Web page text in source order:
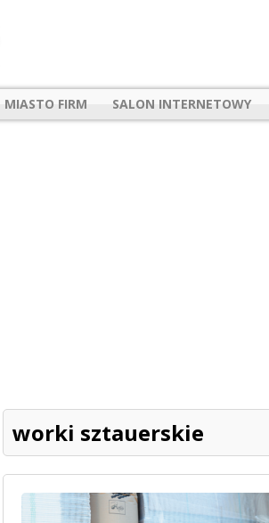
MIASTO FIRM SALON INTERNETOWY
worki sztauerskie